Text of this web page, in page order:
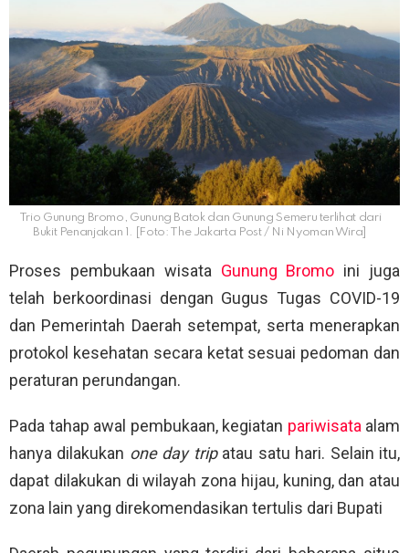
Trio Gunung Bromo, Gunung Batok dan Gunung Semeru terlihat dari
Bukit Penanjakan 1. [Foto: The Jakarta Post / Ni Nyoman Wira]
Proses pembukaan wisata Gunung Bromo ini juga
telah berkoordinasi dengan Gugus Tugas COVID-19
dan Pemerintah Daerah setempat, serta menerapkan
protokol kesehatan secara ketat sesuai pedoman dan
peraturan perundangan.
Pada tahap awal pembukaan, kegiatan pariwisataalam
hanya dilakukan one day tripatau satu hari. Selain itu,
dapat dilakukan di wilayah zona hijau, kuning, dan atau
zona lain yang direkomendasikan tertulis dari Bupati